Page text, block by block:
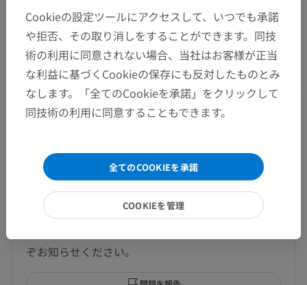
人体解剖学1
動物の比較解剖学
間違いを発見しましたか？
ぞお知らせください。
Cookieの設定ツールにアクセスして、いつでも承諾
や拒否、その取り消しをすることができます。同技
術の利用に同意されない場合、当社はお客様が正当
な利益に基づくCookieの保存にも反対したものとみ
なします。「全てのCookieを承諾」をクリックして
同技術の利用に同意することもできます。
全てのCOOKIEを承諾
COOKIEを管理